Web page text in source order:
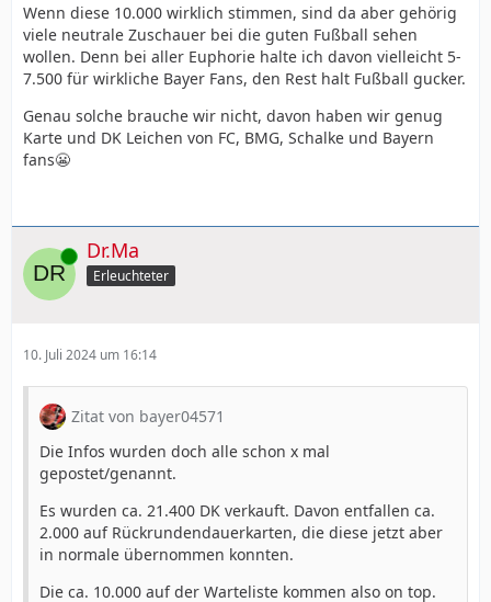
Wenn diese 10.000 wirklich stimmen, sind da aber gehörig
viele neutrale Zuschauer bei die guten Fußball sehen
wollen. Denn bei aller Euphorie halte ich davon vielleicht 5-
7.500 für wirkliche Bayer Fans, den Rest halt Fußball gucker.
Genau solche brauche wir nicht, davon haben wir genug
Karte und DK Leichen von FC, BMG, Schalke und Bayern
fans😬
Online Dr.Ma
Erleuchteter
10. Juli 2024 um 16:14
Zitat von bayer04571
Die Infos wurden doch alle schon x mal
gepostet/genannt.
Es wurden ca. 21.400 DK verkauft. Davon entfallen ca.
2.000 auf Rückrundendauerkarten, die diese jetzt aber
in normale übernommen konnten.
Die ca. 10.000 auf der Warteliste kommen also on top.